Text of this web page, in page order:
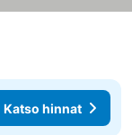
Katso hinnat